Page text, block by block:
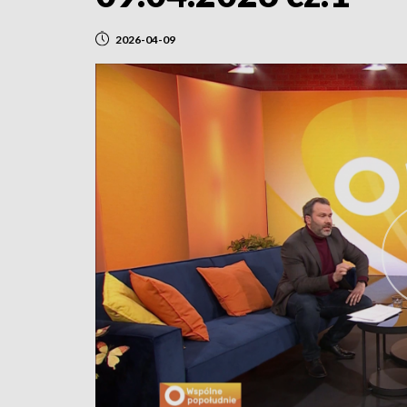
2026-04-09